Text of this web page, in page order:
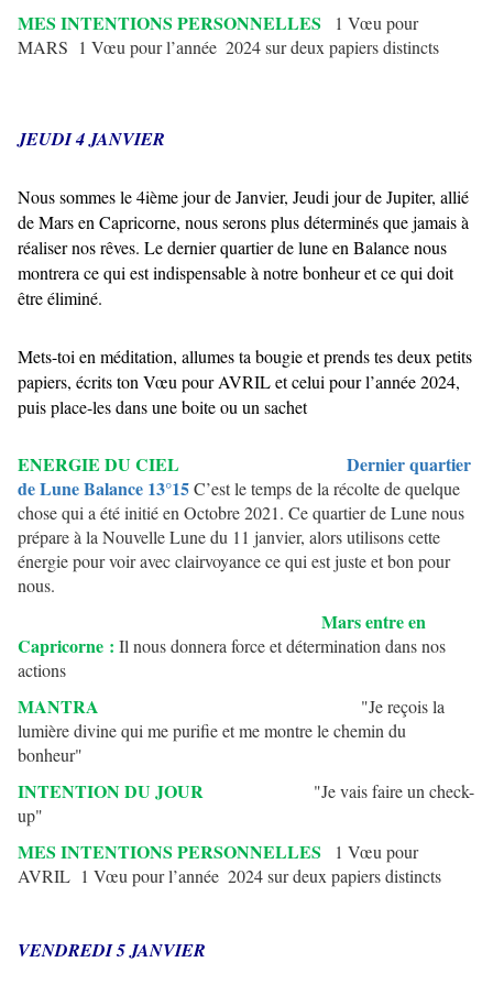
MES INTENTIONS PERSONNELLES
1 Vœu pour
MARS 1 Vœu pour l’année 2024 sur deux papiers distincts
JEUDI 4 JANVIER
Nous sommes le 4ième jour de Janvier, Jeudi jour de Jupiter, allié
de Mars en Capricorne, nous serons plus déterminés que jamais à
réaliser nos rêves. Le dernier quartier de lune en Balance nous
montrera ce qui est indispensable à notre bonheur et ce qui doit
être éliminé.
Mets-toi en méditation, allumes ta bougie et prends tes deux petits
papiers, écrits ton Vœu pour AVRIL et celui pour l’année 2024,
puis place-les dans une boite ou un sachet
ENERGIE DU CIEL
Dernier quartier
de Lune Balance 13°15C’est le temps de la récolte de quelque
chose qui a été initié en Octobre 2021. Ce quartier de Lune nous
prépare à la Nouvelle Lune du 11 janvier, alors utilisons cette
énergie pour voir avec clairvoyance ce qui est juste et bon pour
nous.
Mars entre en
Capricorne : Il nous donnera force et détermination dans nos
actions
MANTRA
"Je reçois la
lumière divine qui me purifie et me montre le chemin du
bonheur"
INTENTION DU JOUR
"Je vais faire un check-
up"
MES INTENTIONS PERSONNELLES
1 Vœu pour
AVRIL 1 Vœu pour l’année 2024 sur deux papiers distincts
VENDREDI 5 JANVIER